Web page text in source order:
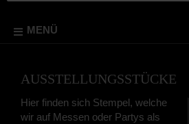
MENÜ
AUSSTELLUNGSSTÜCKE
Hier finden sich Stempel, welche
wir auf Messen oder Partys als